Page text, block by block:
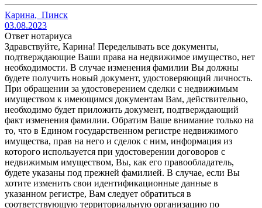
Карина, Пинск
03.08.2023
Ответ нотариуса
Здравствуйте, Карина! Переделывать все документы,
подтверждающие Ваши права на недвижимое имущество, нет
необходимости. В случае изменения фамилии Вы должны
будете получить новый документ, удостоверяющий личность.
При обращении за удостоверением сделки с недвижимым
имуществом к имеющимся документам Вам, действительно,
необходимо будет приложить документ, подтверждающий
факт изменения фамилии. Обратим Ваше внимание только на
то, что в Едином государственном регистре недвижимого
имущества, прав на него и сделок с ним, информация из
которого используется при удостоверении договоров с
недвижимым имуществом, Вы, как его правообладатель,
будете указаны под прежней фамилией. В случае, если Вы
хотите изменить свои идентификационные данные в
указанном регистре, Вам следует обратиться в
соответствующую территориальную организацию по